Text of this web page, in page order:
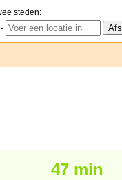
steden:
-
47 min